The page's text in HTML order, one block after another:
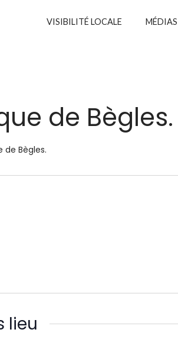
VISIBILITÉ LOCALE MÉDIAS
de Bègles.
de Bègles.
lieu